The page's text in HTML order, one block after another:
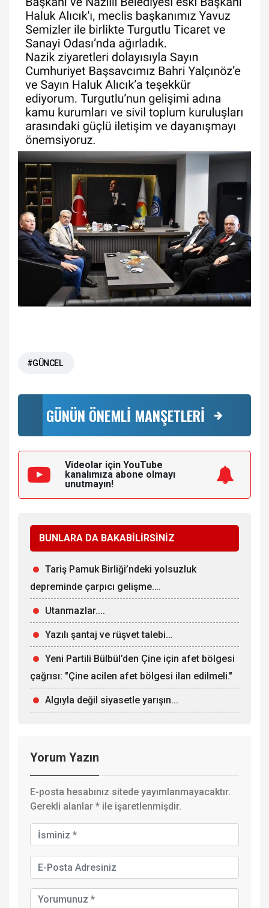
#GÜNCEL
GÜNÜN ÖNEMLİ MANŞETLERİ
Videolar için YouTube
kanalımıza abone olmayı
unutmayın!
BUNLARA DA BAKABİLİRSİNİZ
Tariş Pamuk Birliği’ndeki yolsuzluk
depreminde çarpıcı gelişme….
Utanmazlar....
Yazılı şantaj ve rüşvet talebi…
Yeni Partili Bülbül’den Çine için afet bölgesi
çağrısı: "Çine acilen afet bölgesi ilan edilmeli."
Algıyla değil siyasetle yarışın...
Yorum Yazın
E-posta hesabınız sitede yayımlanmayacaktır.
Gerekli alanlar * ile işaretlenmişdir.